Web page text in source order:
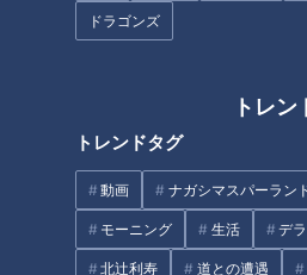
ドラゴンズ
トレン
トレンドタグ
動画 ナガシマスパーラン
モーニング 生活 デ
北辻利寿 道との遭遇
人生の節目に立つ道マニアが“人
「奥琵琶湖パークウェイ」がで
きるまで孤立…“独自の法律”を
「
道